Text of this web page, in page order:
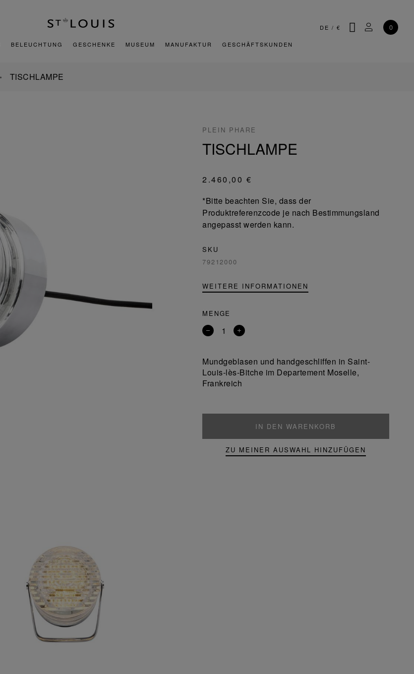
DE / € SUCHEMEIN
0
BELEUCHTUNG GESCHENKE MUSEUM MANUFAKTUR GESCHÄFTSKUNDEN
TISCHLAMPE
PLEIN PHARE
TISCHLAMPE
2.460,00 €
*Bitte beachten Sie, dass der
Produktreferenzcode je nach Bestimmungsland
angepasst werden kann.
SKU
79212000
WEITERE INFORMATIONEN
MENGE
Entfernen
Produkt
Ein
Mundgeblasen und handgeschliffen in Saint-
Louis-lès-Bitche im Departement Moselle,
Frankreich
IN DEN WARENKORB
ZU MEINER AUSWAHL HINZUFÜGEN